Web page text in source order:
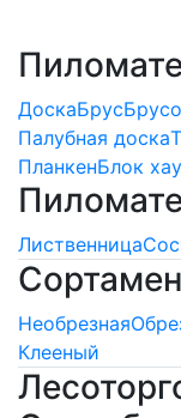
ДоскаБрус
Палубная доска
ПланкенБлок
Лиственница
Необрезная
Клееный